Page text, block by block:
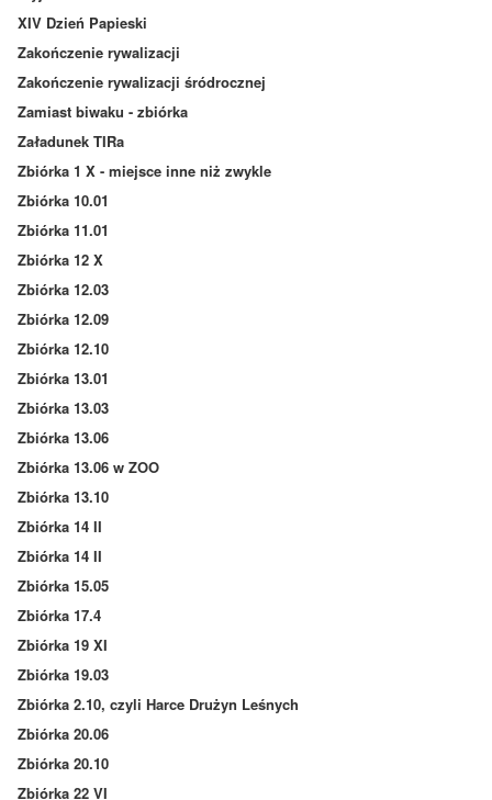
XIV Dzień Papieski
Zakończenie rywalizacji
Zakończenie rywalizacji śródrocznej
Zamiast biwaku - zbiórka
Załadunek TIRa
Zbiórka 1 X - miejsce inne niż zwykle
Zbiórka 10.01
Zbiórka 11.01
Zbiórka 12 X
Zbiórka 12.03
Zbiórka 12.09
Zbiórka 12.10
Zbiórka 13.01
Zbiórka 13.03
Zbiórka 13.06
Zbiórka 13.06 w ZOO
Zbiórka 13.10
Zbiórka 14 II
Zbiórka 14 II
Zbiórka 15.05
Zbiórka 17.4
Zbiórka 19 XI
Zbiórka 19.03
Zbiórka 2.10, czyli Harce Drużyn Leśnych
Zbiórka 20.06
Zbiórka 20.10
Zbiórka 22 VI